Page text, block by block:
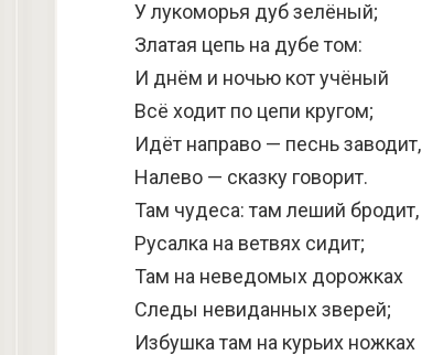
У лукоморья дуб зелёный;
Златая цепь на дубе том:
И днём и ночью кот учёный
Всё ходит по цепи кругом;
Идёт направо — песнь заводит,
Налево — сказку говорит.
Там чудеса: там леший бродит,
Русалка на ветвях сидит;
Там на неведомых дорожках
Следы невиданных зверей;
Избушка там на курьих ножках